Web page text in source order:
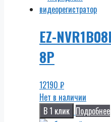
EZ-
8P
12190 ₽
Нет в наличии
В 1 клик Подробнее